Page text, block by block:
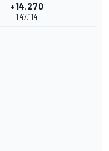
+14.270
1'47.114